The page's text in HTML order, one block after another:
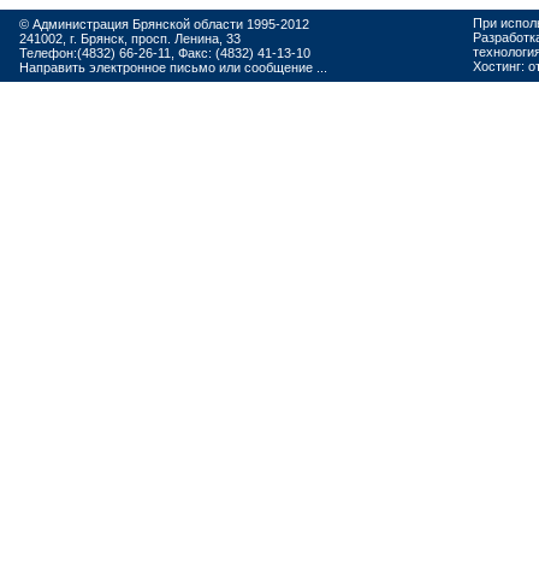
© Администрация Брянской области 1995-2012
241002, г. Брянск, просп. Ленина, 33
Телефон:(4832) 66-26-11, Факс: (4832) 41-13-10
Направить электронное письмо или сообщение ...
При
Хостинг: